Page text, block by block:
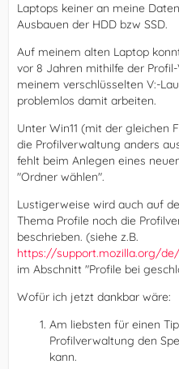
Laptops keiner an meine
Ausbauen der HDD bzw SSD.
Auf meinem alten Laptop
vor 8 Jahren mithilfe der
meinem verschlüsselten V:-
problemlos damit arbeiten.
Unter Win11 (mit der gleichen
die Profilverwaltung anders
fehlt beim Anlegen eines
"Ordner wählen".
Lustigerweise wird auch auf
Thema Profile noch die
beschrieben. (siehe z.B.
https://support.mozilla.org/
im Abschnitt "Profile bei
Wofür ich jetzt dankbar wäre:
Am liebsten für einen
Profilverwaltung den
kann.